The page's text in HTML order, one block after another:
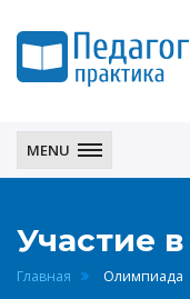
MENU
Участие
Главная Олимпиада